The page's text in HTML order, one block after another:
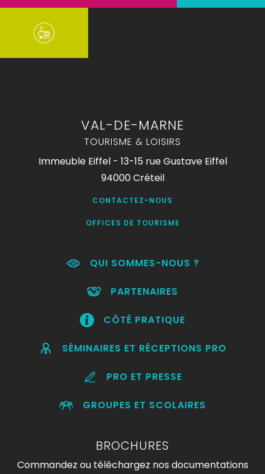
VAL-DE-MARNE
TOURISME & LOISIRS
Immeuble Eiffel - 13-15 rue Gustave Eiffel
94000 Créteil
CONTACTEZ-NOUS
OFFICES DE TOURISME
QUI SOMMES-NOUS ?
PARTENAIRES
CÔTÉ PRATIQUE
SÉMINAIRES ET RÉCEPTIONS PRO
PRO ET PRESSE
GROUPES ET SCOLAIRES
BROCHURES
Commandez ou téléchargez nos documentations